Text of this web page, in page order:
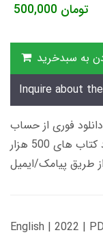
500,000 تومان
به سبدخرید
Inquire about
هزار تومانی دانلود فوری از حساب
کاربری می باشد، و زمان تحویل لینک دانلود کتاب های 500 هزار
English | 2022 |